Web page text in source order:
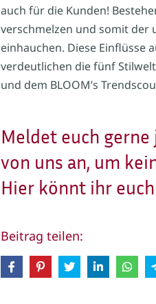
auch für die Kunden!
verschmelzen und somit der
einhauchen. Diese Einflüsse
verdeutlichen die fünf
und dem BLOOM’s
Meldet euch
von uns an, um
Hier könnt ihr
Beitrag teilen: